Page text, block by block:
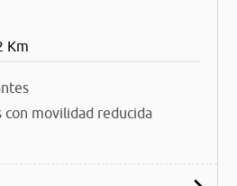
Km
con movilidad reducida